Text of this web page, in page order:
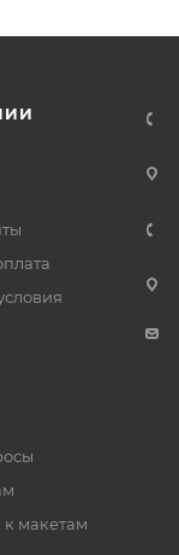
макетам